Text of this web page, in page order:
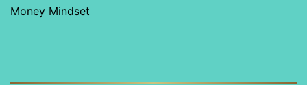
Money Mindset